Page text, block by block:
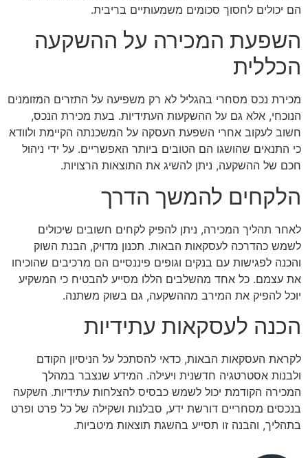
הם יכולים לחסוך סכומים משמעותיים בריבית.
השפעת המכירה על ההשקעה
הכללית
מכירת נכס מסחרי בהגליל לא רק משפיעה על התזרים המזומנים
הנוכחי, אלא גם על ההשקעות העתידיות. בעת מכירת הנכס,
חשוב לעקוב אחרי השפעת העסקה על המשכנתה הקיימת ולוודא
כי התנאים שהושגו הם הטובים ביותר האפשריים. על ידי ניהול
חכם של ההשקעה, ניתן להשיג את התוצאות הרצויות.
הלקחים להמשך הדרך
לאחר תהליך המכירה, ניתן להפיק לקחים חשובים שיכולים
לשמש כהדרכה לעסקאות הבאות. תכנון מדויק, הבנת השוק
והכנה לפגישות עם בנקים וגופים פיננסיים הם מרכיבים שהוכיחו
את עצמם. כל אחד מהשלבים הללו מסייע להבטיח כי המשקיע
יוכל להפיק את המירב מההשקעה, גם בשוק משתנה.
הכנה לעסקאות עתידיות
לקראת העסקאות הבאות, כדאי להסתכל על הניסיון הקודם
ולבנות אסטרטגיה חדשנית ויעילה. המידע שנצבר במהלך
המכירה הקודמת יכול לשמש כבסיס להצלחות עתידיות. השקעה
בנכסים מסחריים דורשת ידע, סבלנות ושקילה של כל פרט ופרט
בתהליך, והבנה זו תסייע בהשגת תוצאות מיטביות.